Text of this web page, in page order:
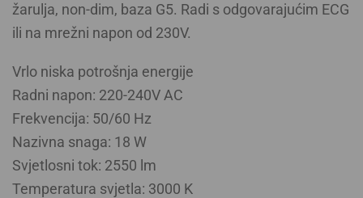
žarulja, non-dim, baza G5. Radi s odgovarajućim ECG
ili na mrežni napon od 230V.
Vrlo niska potrošnja energije
Radni napon: 220-240V AC
Frekvencija: 50/60 Hz
Nazivna snaga: 18 W
Svjetlosni tok: 2550 lm
Temperatura svjetla: 3000 K